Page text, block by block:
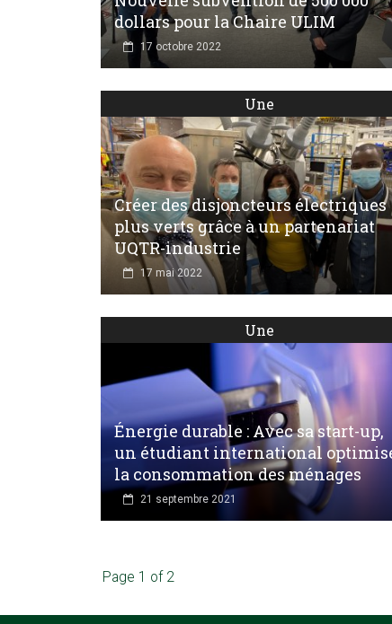
dollars pour la Chaire ULIM
17 octobre 2022
Une
Créer des disjoncteurs électriques
plus verts grâce à un partenariat
UQTR-industrie
17 mai 2022
Une
Énergie durable : Avec sa start-up,
un étudiant international
la consommation des ménages
21 septembre 2021
Page 1 of 2